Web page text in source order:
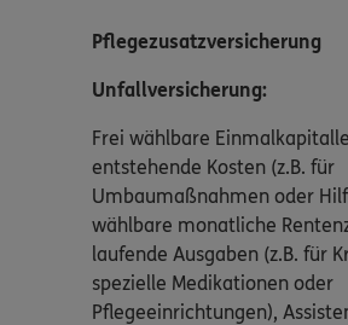
Pflegezusatzversicherung
Unfallversicherung:
Frei wählbare
entstehende Kosten (z.B. für
Umbaumaßnahmen oder
wählbare monatliche
laufende Ausgaben (z.B. für
spezielle Medikationen oder
Pflegeeinrichtungen),